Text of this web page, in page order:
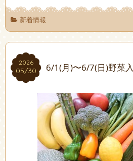
新着情報
2026
05/30
2026
05/30 6/1(月)〜6/7(日)野菜